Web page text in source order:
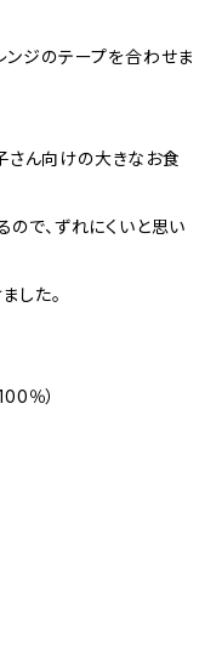
ジのテープを合わせま
子さん向けの大きなお食
で、ずれにくいと思い
した。
％）